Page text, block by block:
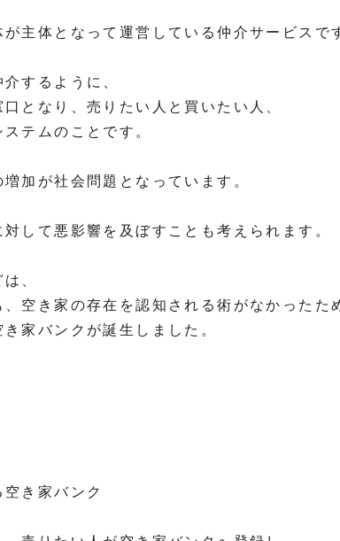
主体となって運営している仲介サービスで
するように、
となり、売りたい人と買いたい人、
テムのことです。
加が社会問題となっています。
して悪影響を及ぼすことも考えられます。
、
空き家の存在を認知される術がなかったた
家バンクが誕生しました。
き家バンク